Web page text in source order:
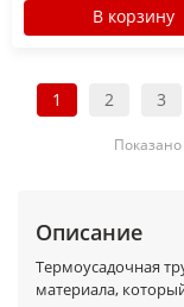
В корзину
1 2 3
Показано
Описание
Термоусадочная
материала,